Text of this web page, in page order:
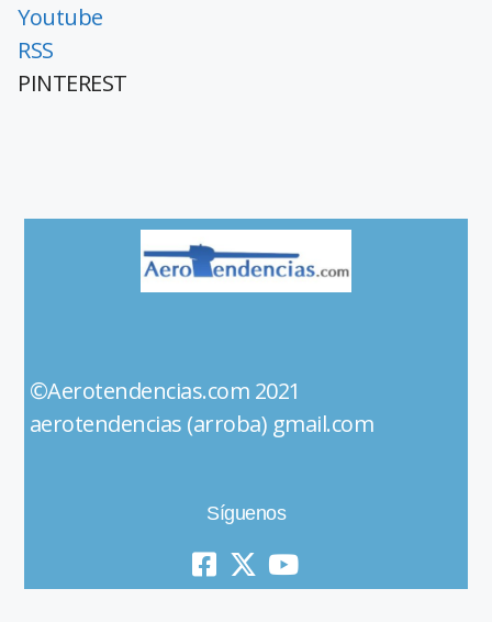
Youtube
RSS
PINTEREST
©Aerotendencias.com 2021
aerotendencias (arroba) gmail.com
Síguenos